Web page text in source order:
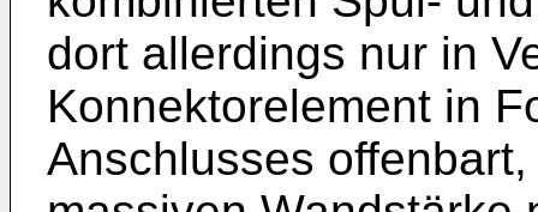
dort allerdings nur in
Konnektorelement in
Anschlusses